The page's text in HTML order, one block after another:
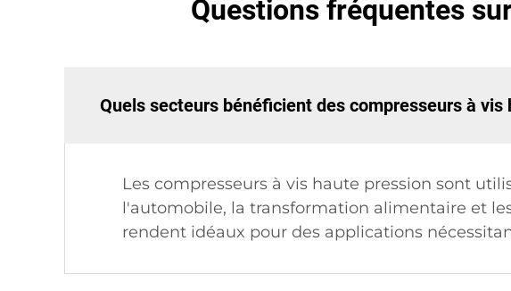
Questions fréquentes
Quels secteurs bénéficient des compresseurs à vis
Les compresseurs à vis haute pression sont
l'automobile, la transformation alimentaire et
rendent idéaux pour des applications